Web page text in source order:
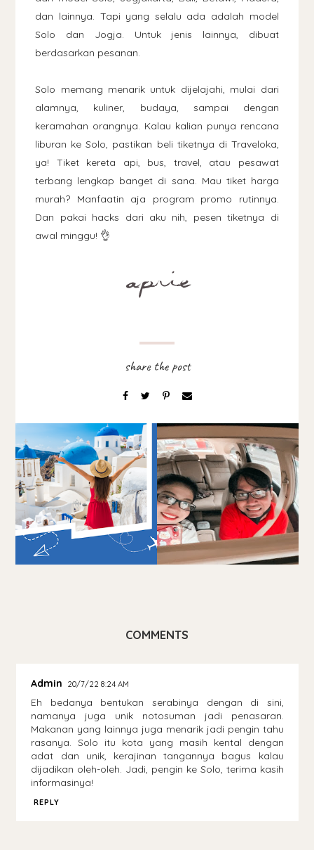
dan lainnya. Tapi yang selalu ada adalah model
Solo dan Jogja. Untuk jenis lainnya, dibuat
berdasarkan pesanan.
Solo memang menarik untuk dijelajahi, mulai dari
alamnya, kuliner, budaya, sampai dengan
keramahan orangnya. Kalau kalian punya rencana
liburan ke Solo, pastikan beli tiketnya di Traveloka,
ya! Tiket kereta api, bus, travel, atau pesawat
terbang lengkap banget di sana. Mau tiket harga
murah? Manfaatin aja program promo rutinnya.
Dan pakai hacks dari aku nih, pesen tiketnya di
awal minggu! 👌
COMMENTS
Admin 20/7/22 8:24 AM
Eh bedanya bentukan serabinya dengan di sini,
namanya juga unik notosuman jadi penasaran.
Makanan yang lainnya juga menarik jadi pengin tahu
rasanya. Solo itu kota yang masih kental dengan
adat dan unik, kerajinan tangannya bagus kalau
dijadikan oleh-oleh. Jadi, pengin ke Solo, terima kasih
informasinya!
REPLY